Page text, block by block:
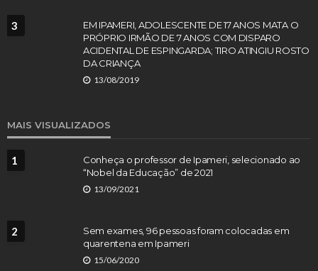
3
EM IPAMERI, ADOLESCENTE DE 17 ANOS MATA O
PRÓPRIO IRMÃO DE 7 ANOS COM DISPARO
ACIDENTAL DE ESPINGARDA; TIRO ATINGIU ROSTO
DA CRIANÇA
13/08/2019
MAIS VISUALIZADOS
1
Conheça o professor de Ipameri, selecionado ao
“Nobel da Educação” de 2021
13/09/2021
2
Sem exames, 96 pessoas foram colocadas em
quarentena em Ipameri
15/06/2020